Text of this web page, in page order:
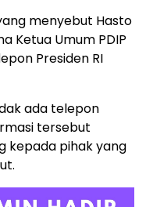
menyebut Hasto
Ketua Umum PDIP
Presiden RI
ada telepon
tersebut
kepada pihak yang